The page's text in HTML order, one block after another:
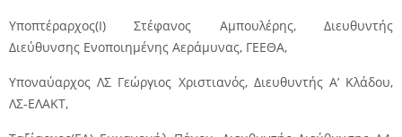
Υποπτέραρχος(Ι) Στέφανος Αμπουλέρης, Διευθυντής
Διεύθυνσης Ενοποιημένης Αεράμυνας, ΓΕΕΘΑ,
Υποναύαρχος ΛΣ Γεώργιος Χριστιανός, Διευθυντής Α’ Κλάδου,
ΛΣ-ΕΛΑΚΤ,